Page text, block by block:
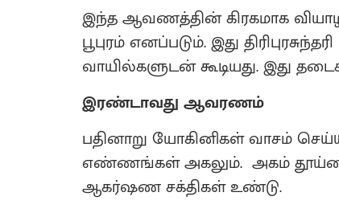
இந்த ஆவணத்தின் கிரகமாக
பூபுரம் எனப்படும். இது
வாயில்களுடன் கூடியது. இது
இரண்டாவது ஆவரணம்
பதினாறு யோகினிகள் வாசம்
எண்ணங்கள் அகலும். அகம்
ஆகர்ஷண சக்திகள் உண்டு.